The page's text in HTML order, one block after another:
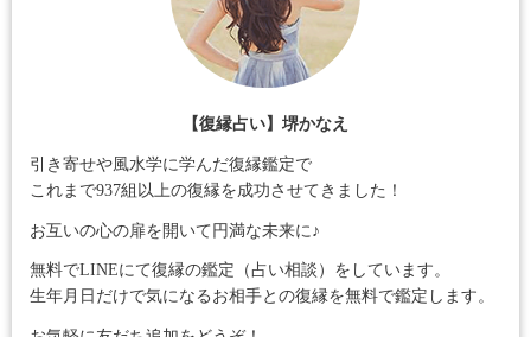
【復縁占い】堺かなえ
引き寄せや風水学に学んだ復縁鑑定で
これまで937組以上の復縁を成功させてきました！
お互いの心の扉を開いて円満な未来に♪
無料でLINEにて復縁の鑑定（占い相談）をしています。
生年月日だけで気になるお相手との復縁を無料で鑑定します。